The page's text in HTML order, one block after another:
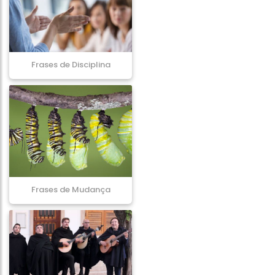
Frases de Disciplina
Frases de Mudança